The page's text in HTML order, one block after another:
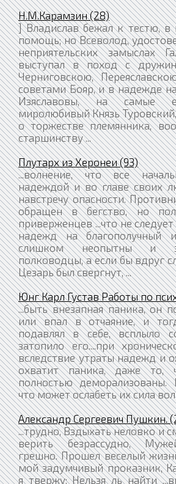
Н.М.Карамзин (28)
] Владислав бежал к тестю, в
помощь; но Всеволод,
неприятельских замыслах
выступал в поход с
Черниговскою,
советами Бояр, и в надежде
Изяславовы, на самые
миролюбивый Князь Туровский,
о торжестве племянника,
старшинству ...
Плутарх из Херонеи (93)
...волнение, что все
надеждой и во главе своих
навстречу опасности.
обращен в бегство, но
приверженцев ...что не
надежд на благополучный
слишком неопытны и
полководцы, а если бы вдруг
Цезарь был свергнут, ...
Юнг Карл Густав Работы по
...быть внезапная паника, он
или впал в отчаяние, и
подавлял в себе, всплыло
затопило его....при
вследствие утраты надежд и
охватит паника, даже то,
полностью деморализованы.
что может ослабеть их сила
Александр Сергеевич Пушкин.
...трудно, Вздыхать неловко и
верить безрассудно,
грешно. Прошел веселый
мой задумчивый проказник,
я твержу: Нельзя ль найти